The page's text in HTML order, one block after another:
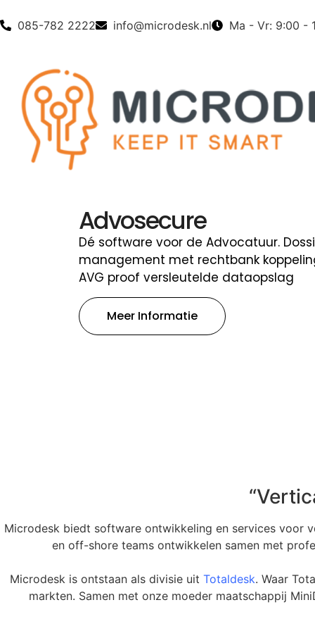
085-782 2222 info@microdesk.nl Ma - Vr: 9:00 -
Het meest
Al meer dan
Microdesk biedt software ontwikkeling en services voor
en off-shore teams ontwikkelen samen met
Microdesk is ontstaan als divisie uit Totaldesk. Waar
markten. Samen met onze moeder maatschappij